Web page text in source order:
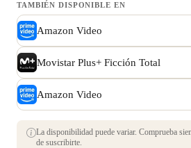
TAMBIÉN DISPONIBLE EN
Amazon Video
Movistar Plus+ Ficción Total
Amazon Video
La disponibilidad puede variar. Comprueba
de suscribirte.